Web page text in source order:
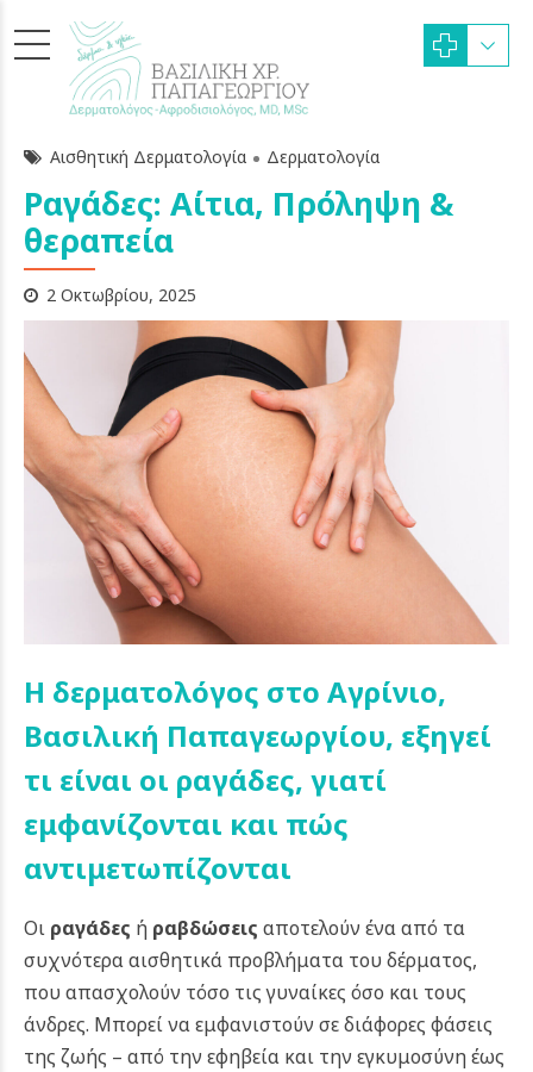
Αισθητική Δερματολογία Δερματολογία
Ραγάδες: Αίτια, Πρόληψη &
θεραπεία
2 Οκτωβρίου, 2025
Η δερματολόγος στο Αγρίνιο,
Βασιλική Παπαγεωργίου, εξηγεί
τι είναι οι ραγάδες, γιατί
εμφανίζονται και πώς
αντιμετωπίζονται
Οι ραγάδες ή ραβδώσεις αποτελούν ένα από τα
συχνότερα αισθητικά προβλήματα του δέρματος,
που απασχολούν τόσο τις γυναίκες όσο και τους
άνδρες. Μπορεί να εμφανιστούν σε διάφορες φάσεις
της ζωής – από την εφηβεία και την εγκυμοσύνη έως